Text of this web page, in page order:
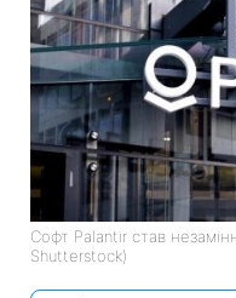
Софт Palantir став
Shutterstock)